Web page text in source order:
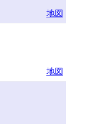
地図
地図